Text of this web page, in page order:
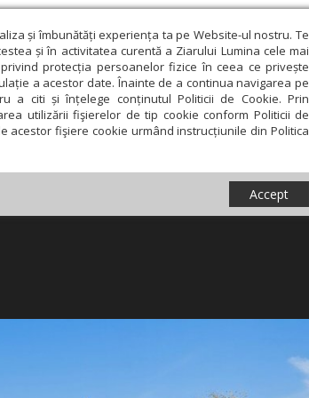
și îmbunătăți experiența ta pe Website-ul nostru. Te
și în activitatea curentă a Ziarului Lumina cele mai
protecția persoanelor fizice în ceea ce privește
a acestor date. Înainte de a continua navigarea pe
a citi și înțelege conținutul Politicii de Cookie. Prin
utilizării fişierelor de tip cookie conform Politicii de
acestor fişiere cookie urmând instrucțiunile din Politica
Accept